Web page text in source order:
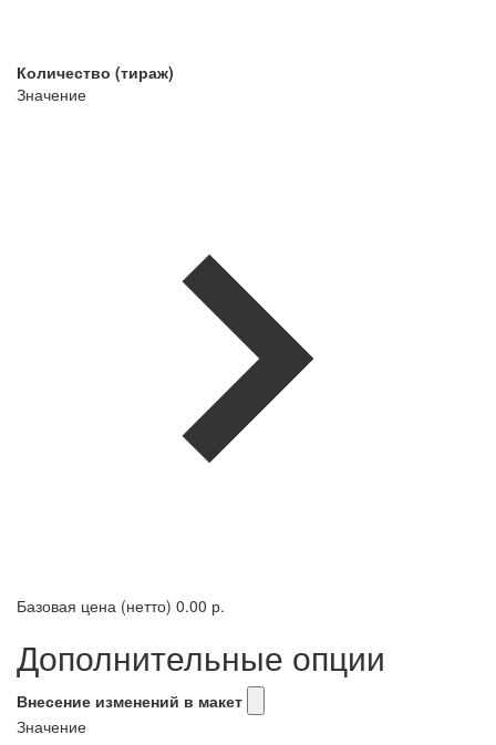
Количество (тираж)
Значение
Базовая цена (нетто) 0.00 р.
Дополнительные опции
Внесение изменений в макет
Значение